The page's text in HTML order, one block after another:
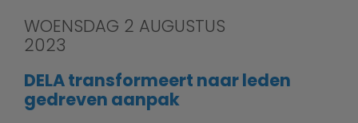
WOENSDAG 2 AUGUSTUS
2023
DELA transformeert naar leden
gedreven aanpak